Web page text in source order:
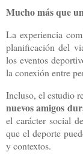
Mucho más que
La experiencia
planificación del
los eventos
la conexión entre
Incluso, el estudio
nuevos amigos
el carácter social
que el deporte
y contextos.